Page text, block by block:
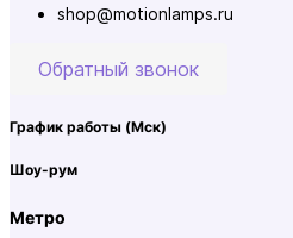
shop@motionlamps.ru
Обратный звонок
График работы (Мск)
Шоу-рум
Метро